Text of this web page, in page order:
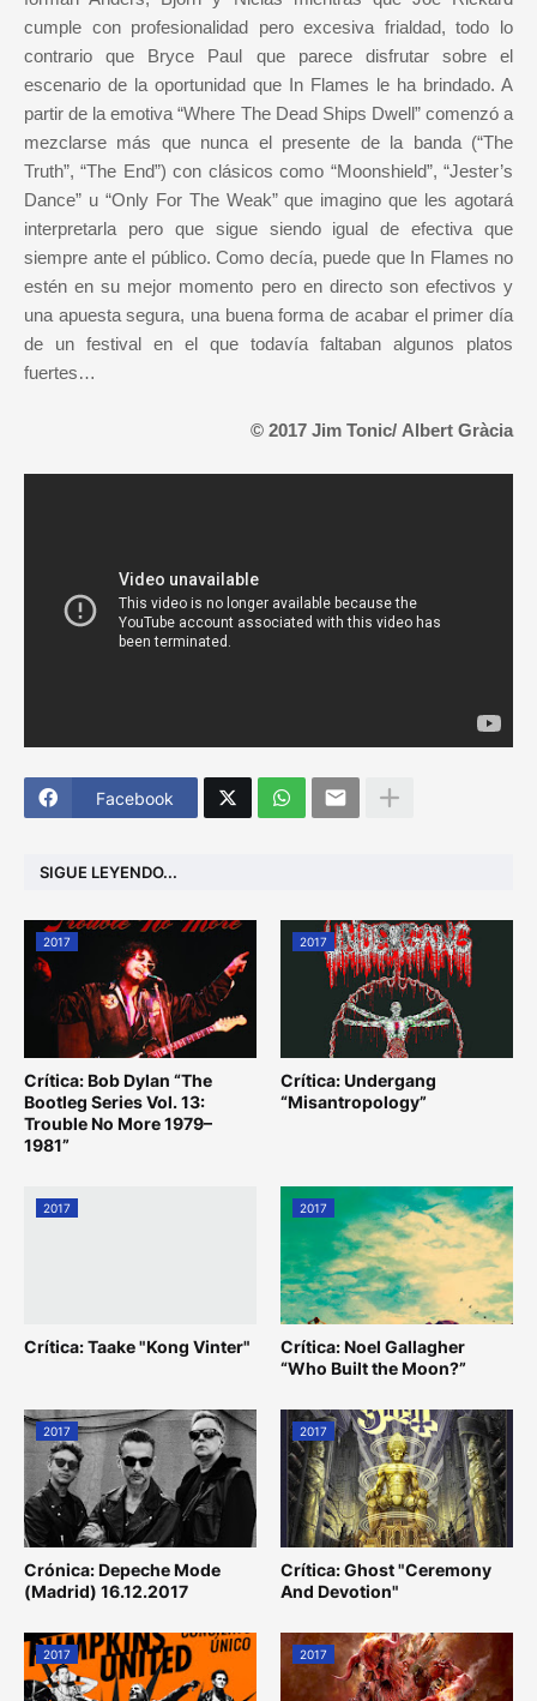
cumple con profesionalidad pero excesiva frialdad, todo lo
contrario que Bryce Paul que parece disfrutar sobre el
escenario de la oportunidad que In Flames le ha brindado. A
partir de la emotiva “Where The Dead Ships Dwell” comenzó a
mezclarse más que nunca el presente de la banda (“The
Truth”, “The End”) con clásicos como “Moonshield”, “Jester’s
Dance” u “Only For The Weak” que imagino que les agotará
interpretarla pero que sigue siendo igual de efectiva que
siempre ante el público. Como decía, puede que In Flames no
estén en su mejor momento pero en directo son efectivos y
una apuesta segura, una buena forma de acabar el primer día
de un festival en el que todavía faltaban algunos platos
fuertes…
© 2017 Jim Tonic/ Albert Gràcia
Facebook
SIGUE LEYENDO...
2017
Crítica: Bob Dylan “The
Bootleg Series Vol. 13:
Trouble No More 1979–
1981”
2017
Crítica: Undergang
“Misantropology”
2017
Crítica: Taake "Kong Vinter"
2017
Crítica: Noel Gallagher
“Who Built the Moon?”
2017
Crónica: Depeche Mode
(Madrid) 16.12.2017
2017
Crítica: Ghost "Ceremony
And Devotion"
2017 2017